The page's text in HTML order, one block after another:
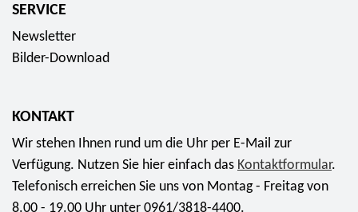
SERVICE
Newsletter
Bilder-Download
KONTAKT
Wir stehen Ihnen rund um die Uhr per E-Mail zur
Verfügung. Nutzen Sie hier einfach das Kontaktformular.
Telefonisch erreichen Sie uns von Montag - Freitag von
8.00 - 19.00 Uhr unter 0961/3818-4400.